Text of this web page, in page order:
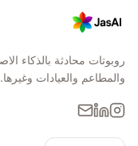
والمطاعم والعيادات وغيرها.